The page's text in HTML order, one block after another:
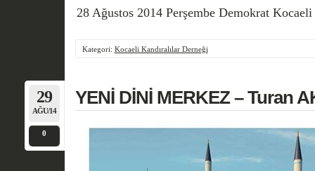
28 Ağustos 2014 Perşembe Demokrat Kocaeli
Kategori: Kocaeli Kandıralılar Derneği
29
AĞU/14
0
YENİ DİNİ MERKEZ – Turan